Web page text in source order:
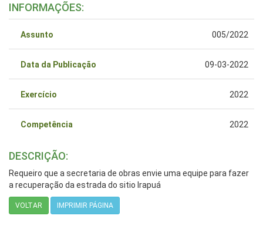
INFORMAÇÕES:
Assunto 005/2022
Data da Publicação 09-03-2022
Exercício 2022
Competência 2022
DESCRIÇÃO:
Requeiro que a secretaria de obras envie uma equipe para fazer
a recuperação da estrada do sitio Irapuá
VOLTAR IMPRIMIR PÁGINA